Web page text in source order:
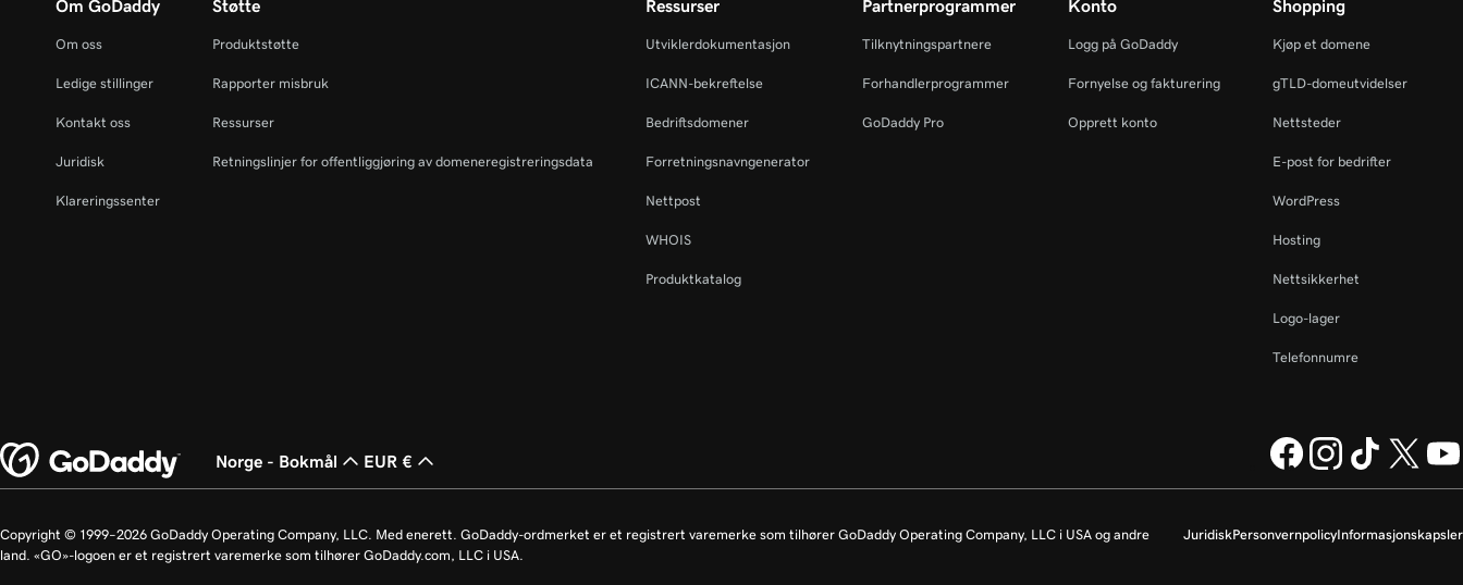
Om GoDaddy
Om oss
Ledige stillinger
Kontakt oss
Juridisk
Klareringssenter
Støtte
Produktstøtte
Rapporter misbruk
Ressurser
Retningslinjer for offentliggjøring av domeneregistreringsdata
Ressurser
Utviklerdokumentasjon
ICANN-bekreftelse
Bedriftsdomener
Forretningsnavngenerator
Nettpost
WHOIS
Produktkatalog
Partnerprogrammer
Tilknytningspartnere
Forhandlerprogrammer
GoDaddy Pro
Konto
Logg på GoDaddy
Fornyelse og fakturering
Opprett konto
Shopping
Kjøp et domene
gTLD-domeutvidelser
Nettsteder
E-post for bedrifter
WordPress
Hosting
Nettsikkerhet
Logo-lager
Telefonnumre
Norge - Bokmål EUR €
JuridiskPersonvernpolicyInformasjonskapsler
Copyright © 1999–2026 GoDaddy Operating Company, LLC. Med enerett. GoDaddy-ordmerket er et registrert varemerke som tilhører GoDaddy Operating Company, LLC i USA og andre
land. «GO»-logoen er et registrert varemerke som tilhører GoDaddy.com, LLC i USA.